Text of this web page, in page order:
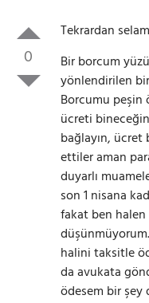
0
Tekrardan
Bir borcum
yönlendirilen
Borcumu peşin
ücreti
bağlayın,
ettiler aman
duyarlı
son 1 nisana
fakat ben
halini taksitle
da avukata
ödesem bir şey